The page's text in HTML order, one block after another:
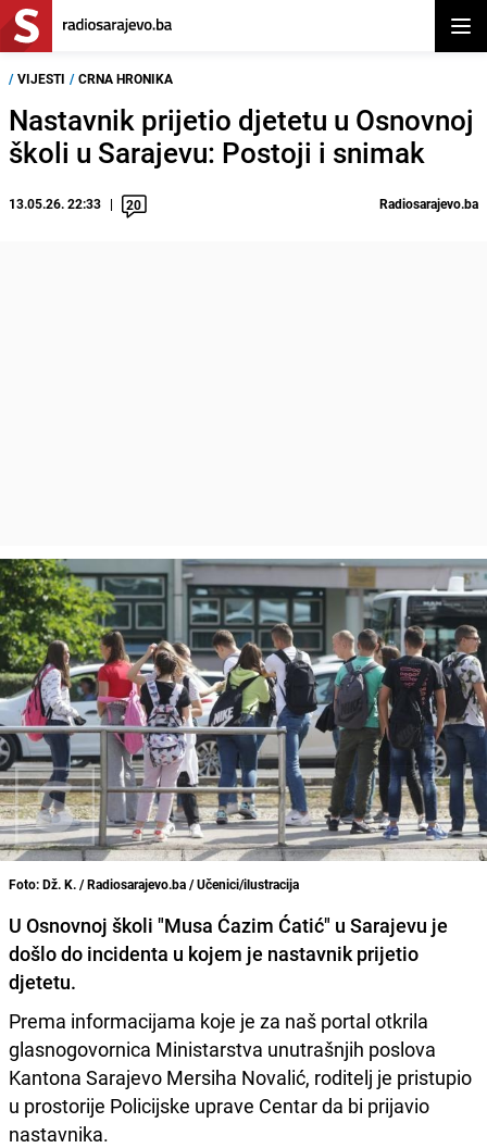
/ VIJESTI / CRNA HRONIKA
Nastavnik prijetio djetetu u Osnovnoj
školi u Sarajevu: Postoji i snimak
13.05.26. 22:33 20 Radiosarajevo.ba
Foto: Dž. K. / Radiosarajevo.ba / Učenici/ilustracija
U Osnovnoj školi "Musa Ćazim Ćatić" u Sarajevu je
došlo do incidenta u kojem je nastavnik prijetio
djetetu.
Prema informacijama koje je za naš portal otkrila
glasnogovornica Ministarstva unutrašnjih poslova
Kantona Sarajevo Mersiha Novalić, roditelj je pristupio
u prostorije Policijske uprave Centar da bi prijavio
nastavnika.